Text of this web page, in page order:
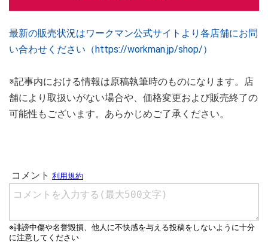
最新の販売状況はワークマン公式サイトより各店舗にお問
い合わせください（https://workman.jp/shop/）
※記事内における情報は原稿執筆時のものになります。店
舗により取扱いがない場合や、価格変更および販売終了の
可能性もございます。あらかじめご了承ください。